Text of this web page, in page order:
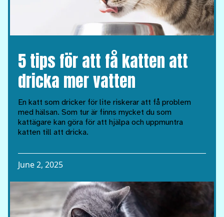
5 tips för att få katten att
dricka mer vatten
En katt som dricker för lite riskerar att få problem
med hälsan. Som tur är finns mycket du som
kattägare kan göra för att hjälpa och uppmuntra
katten till att dricka.
June 2, 2025